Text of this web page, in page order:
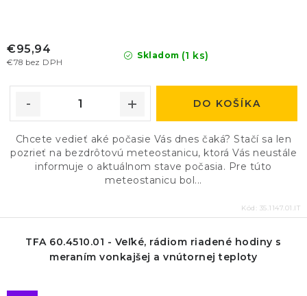
Skladom (1 ks)
€78 bez DPH
€95,94
DO KOŠÍKA
Chcete vedieť aké počasie Vás dnes čaká? Stačí sa len
pozrieť na bezdrôtovú meteostanicu, ktorá Vás neustále
informuje o aktuálnom stave počasia. Pre túto
meteostanicu bol...
Kód: 35.1147.01.IT
TFA 60.4510.01 - Veľké, rádiom riadené hodiny s
meraním vonkajšej a vnútornej teploty